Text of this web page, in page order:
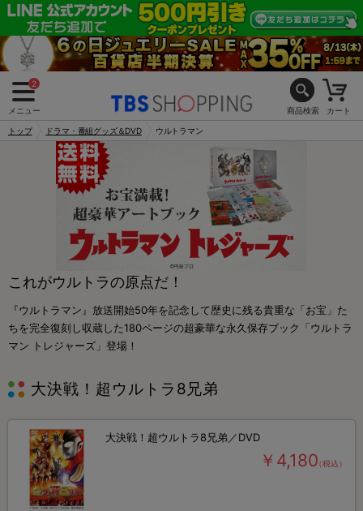
2
メニュー 商品検索 カート
トップ ドラマ・番組グッズ＆DVD ウルトラマン
これがウルトラの原点だ！
『ウルトラマン』放送開始50年を記念して歴史に残る貴重な「お宝」た
ちを完全復刻し収蔵した180ページの超豪華な永久保存ブック「ウルトラ
マン トレジャーズ」登場！
大決戦！超ウルトラ8兄弟
大決戦！超ウルトラ8兄弟／DVD
￥4,180（税込）